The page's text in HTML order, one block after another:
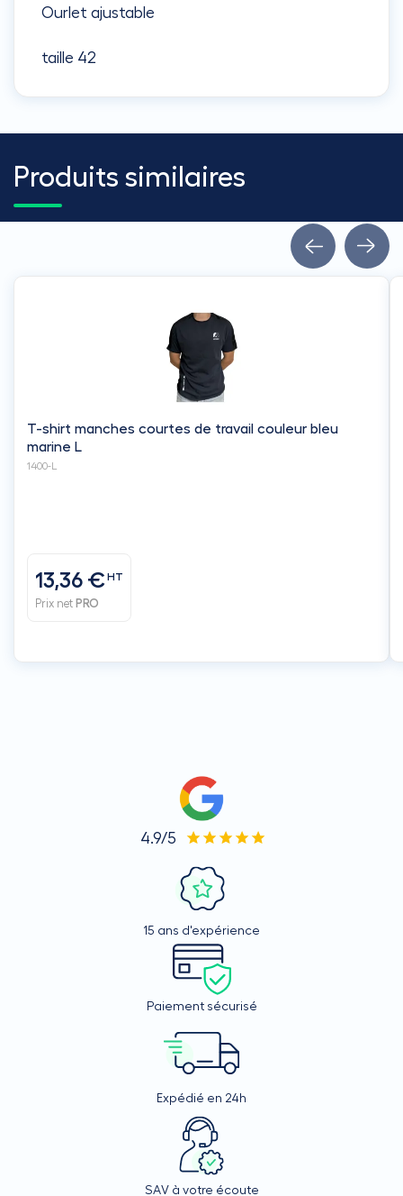
Ourlet ajustable
taille 42
Produits similaires
T-shirt manches courtes de travail couleur bleu
marine L
1400-L
13,36 €HT
Prix net PRO
4.9/5
15 ans d'expérience
Paiement sécurisé
Expédié en 24h
SAV à votre écoute